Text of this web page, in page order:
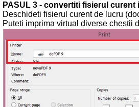
PASUL 3 - convertiti fisierul curent
Deschideti fisierul curent de lucru
Puteti imprima virtual diverse chestii